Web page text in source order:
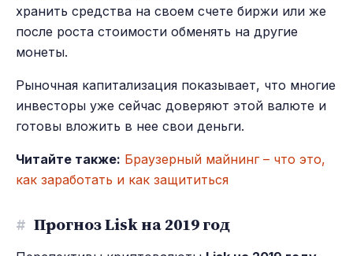
хранить средства на своем счете биржи или же
после роста стоимости обменять на другие
монеты.
Рыночная капитализация показывает, что многие
инвесторы уже сейчас доверяют этой валюте и
готовы вложить в нее свои деньги.
Читайте также: Браузерный майнинг – что это,
как заработать и как защититься
# Прогноз Lisk на 2019 год